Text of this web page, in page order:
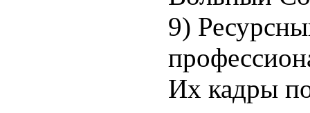
9)
Их кадры